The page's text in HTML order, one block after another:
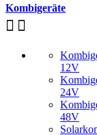
Kombigeräte
12V
24V
48V